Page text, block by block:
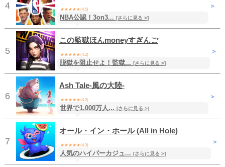
4 ＞
★★★★★(4.5)
無料/ スポーツ
NBA公認！3on3... [さらに見る >]
5
この監獄ほんmoneyすぎんご
＞
★★★★★(4.2)
無料/ シミュレーション
脱獄を阻止せよ！監獄... [さらに見る >]
6
Ash Tale-風の大陸-
＞
★★★★★(4.2)
無料/ RPG
世界で1,000万人... [さらに見る >]
7
オール・イン・ホール (All in Hole)
＞
★★★★★(4.3)
無料/ パズル
人気のハイパーカジュ... [さらに見る >]